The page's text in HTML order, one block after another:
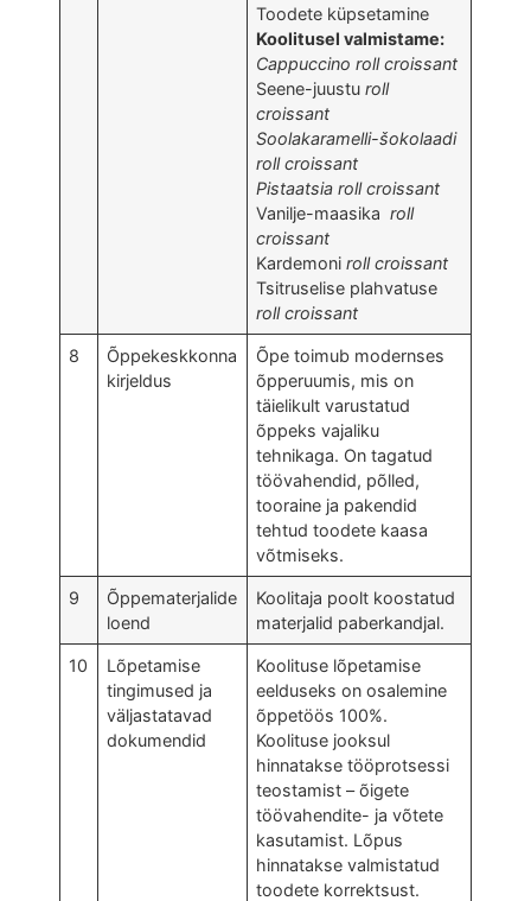
Toodete küpsetamine
Koolitusel valmistame:
Cappuccino roll croissant
Seene-juusturoll
croissant
Soolakaramelli-šokolaadi
roll croissant
Pistaatsia roll croissant
Vanilje-maasikaroll
croissant
Kardemoni roll croissant
Tsitruselise plahvatuse
roll croissant
8
Õppekeskkonna
kirjeldus
Õpe toimub modernses
õpperuumis, mis on
täielikult varustatud
õppeks vajaliku
tehnikaga. On tagatud
töövahendid, põlled,
tooraine ja pakendid
tehtud toodete kaasa
võtmiseks.
9
Õppematerjalide
loend
Koolitaja poolt koostatud
materjalid paberkandjal.
10
Lõpetamise
tingimused ja
väljastatavad
dokumendid
Koolituse lõpetamise
eelduseks on osalemine
õppetöös 100%.
Koolituse jooksul
hinnatakse tööprotsessi
teostamist – õigete
töövahendite- ja võtete
kasutamist. Lõpus
hinnatakse valmistatud
toodete korrektsust.